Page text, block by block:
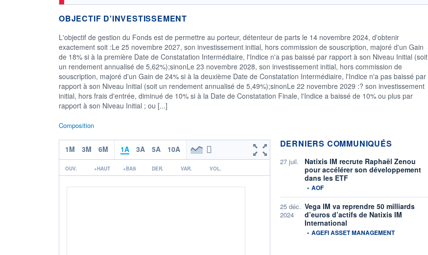
OBJECTIF D'INVESTISSEMENT
L'objectif de gestion du Fonds est de permettre au porteur, détenteur de parts le 14 novembre 2024, d'obtenir
exactement soit :Le 25 novembre 2027, son investissement initial, hors commission de souscription, majoré d'un Gain
de 18% si à la première Date de Constatation Intermédiaire, l'Indice n'a pas baissé par rapport à son Niveau Initial (soit
un rendement annualisé de 5,62%);sinonLe 23 novembre 2028, son investissement initial, hors commission de
souscription, majoré d'un Gain de 24% si à la deuxième Date de Constatation Intermédiaire, l'Indice n'a pas baissé par
rapport à son Niveau Initial (soit un rendement annualisé de 5,49%);sinonLe 22 novembre 2029 :? son investissement
initial, hors frais d'entrée, diminué de 10% si à la Date de Constatation Finale, l'Indice a baissé de 10% ou plus par
rapport à son Niveau Initial ; ou [...]
Composition
1M 3M 6M 1A 3A 5A 10A
OUV. +HAUT +BAS DER. VAR. VOL.
DERNIERS COMMUNIQUÉS
27 juil.
Natixis IM recrute Raphaël Zenou
pour accélérer son développement
dans les ETF
information fournie par
• AOF
25 déc.
2024
Vega IM va reprendre 50 milliards
d’euros d’actifs de Natixis IM
International
information fournie par
• AGEFI ASSET MANAGEMENT